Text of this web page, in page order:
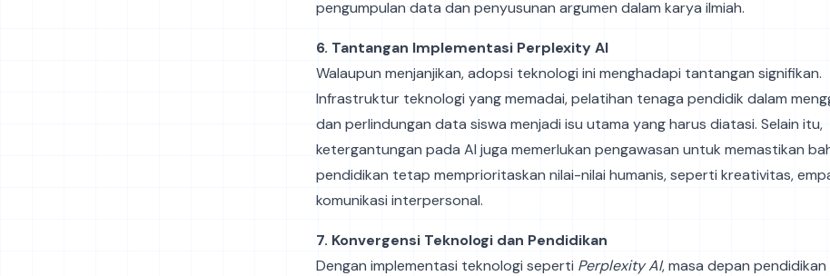
pengumpulan data dan penyusunan argumen dalam karya ilmiah.
6. Tantangan Implementasi Perplexity AI
Walaupun menjanjikan, adopsi teknologi ini menghadapi tantangan signifikan.
Infrastruktur teknologi yang memadai, pelatihan tenaga pendidik dalam
dan perlindungan data siswa menjadi isu utama yang harus diatasi. Selain itu,
ketergantungan pada AI juga memerlukan pengawasan untuk memastikan
pendidikan tetap memprioritaskan nilai-nilai humanis, seperti kreativitas,
komunikasi interpersonal.
7. Konvergensi Teknologi dan Pendidikan
Dengan implementasi teknologi seperti Perplexity AI, masa depan pendidikan